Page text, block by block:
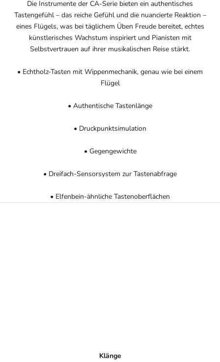
Die Instrumente der CA-Serie bieten ein authentisches
Tastengefühl – das reiche Gefühl und die nuancierte Reaktion –
eines Flügels, was bei täglichem Üben Freude bereitet, echtes
künstlerisches Wachstum inspiriert und Pianisten mit
Selbstvertrauen auf ihrer musikalischen Reise stärkt.
• Echtholz-Tasten mit Wippenmechanik, genau wie bei einem
Flügel
• Authentische Tastenlänge
• Druckpunktsimulation
• Gegengewichte
• Dreifach-Sensorsystem zur Tastenabfrage
• Elfenbein-ähnliche Tastenoberflächen
Klänge